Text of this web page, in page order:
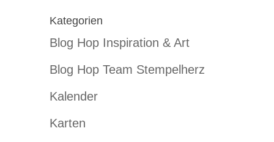
Kategorien
Blog Hop Inspiration & Art
Blog Hop Team Stempelherz
Kalender
Karten